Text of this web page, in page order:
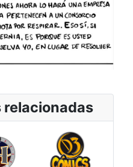
relacionadas